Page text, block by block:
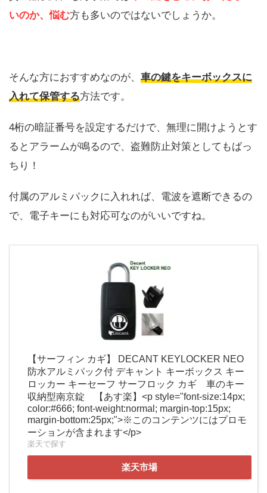
いのか、悩む方も多いのではないでしょうか。
そんな方におすすめなのが、 車の鍵をキーボックスに
入れて保管する方法です。
4桁の暗証番号を設定するだけで、無理に開けようとす
るとアラームが鳴るので、盗難防止対策としてもばっ
ちり！
付属のアルミパックに入れれば、電波を遮断できるの
で、電子キーにも対応可なのがいいですね。
【サーフィン カギ】 DECANT KEYLOCKER NEO
防水アルミパック付 デキャント キーボックス キー
ロッカー キーセーフ サーフロック カギ 車のキー
収納型南京錠 【あす楽】<p style="font-size:14px;
color:#666; font-weight:normal; margin-top:15px;
margin-bottom:25px;">※このコンテンツにはプロモ
ーションが含まれます</p>
楽天で探す
楽天市場